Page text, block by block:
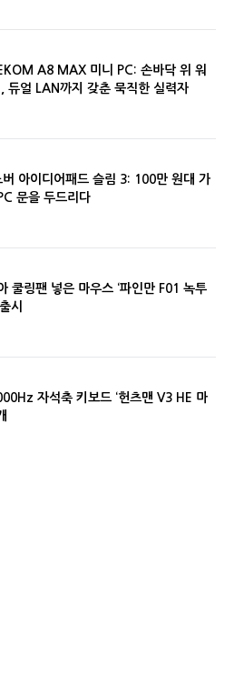
A8 MAX 미니 PC: 손바닥 위 워
듀얼 LAN까지 갖춘 묵직한 실력자
버 아이디어패드 슬림 3: 100만 원대 가
문을 두드리다
쿨링팬 넣은 마우스 ‘파인만 F01 녹투
시
자석축 키보드 ‘헌츠맨 V3 HE 마